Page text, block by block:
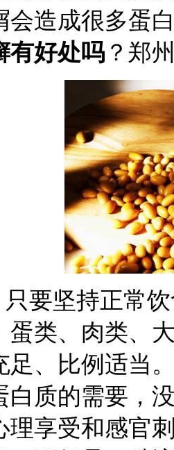
会造成很多蛋
有好处吗 ？郑
要坚持正常
蛋类、肉类、
足、比例适当
白质的需要，
理享受和感官